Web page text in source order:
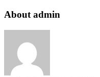
About admin